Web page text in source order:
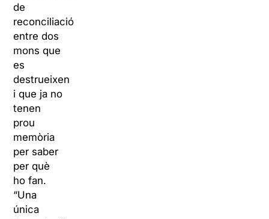
de
reconciliació
entre dos
mons que
es
destrueixen
i que ja no
tenen
prou
memòria
per saber
per què
ho fan.
“Una
única